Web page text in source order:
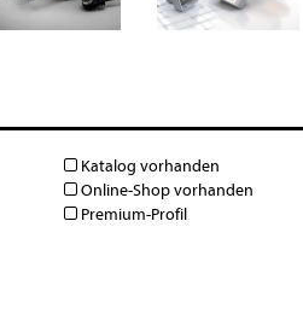
Katalog vorhanden
Online-Shop vorhanden
Premium-Profil